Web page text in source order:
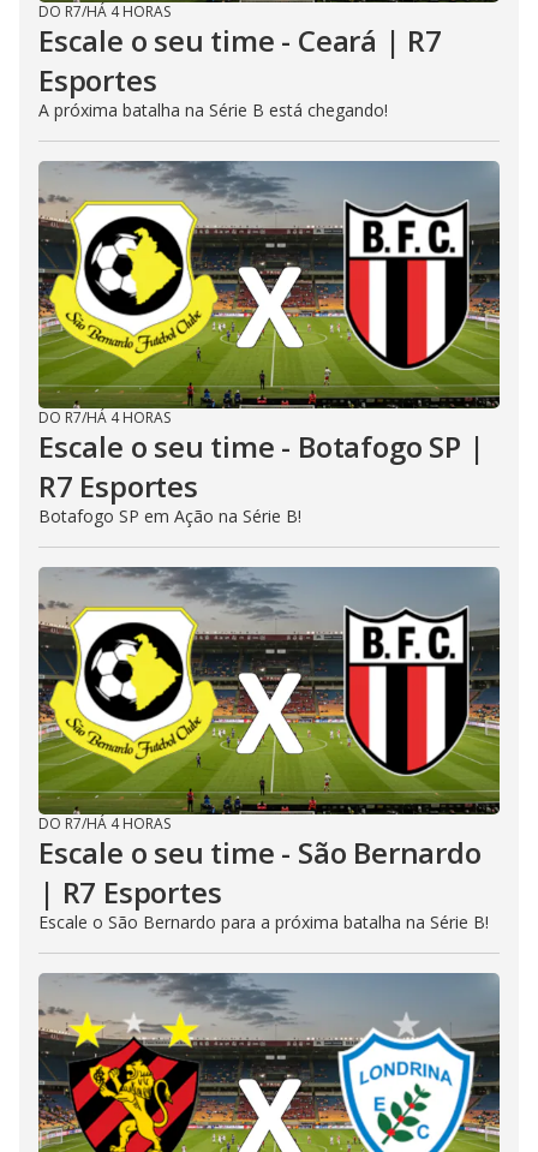
DO R7/HÁ 4 HORAS
Escale o seu time - Ceará | R7
Esportes
A próxima batalha na Série B está chegando!
DO R7/HÁ 4 HORAS
Escale o seu time - Botafogo SP |
R7 Esportes
Botafogo SP em Ação na Série B!
DO R7/HÁ 4 HORAS
Escale o seu time - São Bernardo
| R7 Esportes
Escale o São Bernardo para a próxima batalha na Série B!